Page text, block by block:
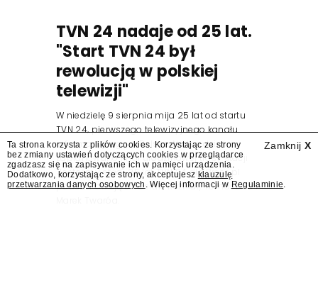
TVN 24 nadaje od 25 lat.
"Start TVN 24 był
rewolucją w polskiej
telewizji"
W niedzielę 9 sierpnia mija 25 lat od startu
TVN 24, pierwszego telewizyjnego kanału
informacyjnego w Polsce. Na ten dzień
zaplanowano finał urodzinowej trasy stacji
"Jesteśmy stąd". 25 lat TVN 24 dla Press.pl
podsumowują Jarosław Kuźniar, Tomasz Lis i
Zamknij X
Ta strona korzysta z plików cookies. Korzystając ze strony
bez zmiany ustawień dotyczących cookies w przeglądarce
zgadzasz się na zapisywanie ich w pamięci urządzenia.
Dodatkowo, korzystając ze strony, akceptujesz klauzulę
przetwarzania danych osobowych . Więcej informacji w Regulaminie.